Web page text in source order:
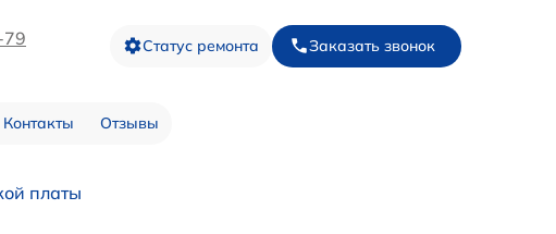
79 Статус ремонта Заказать звонок
Контакты Отзывы
платы